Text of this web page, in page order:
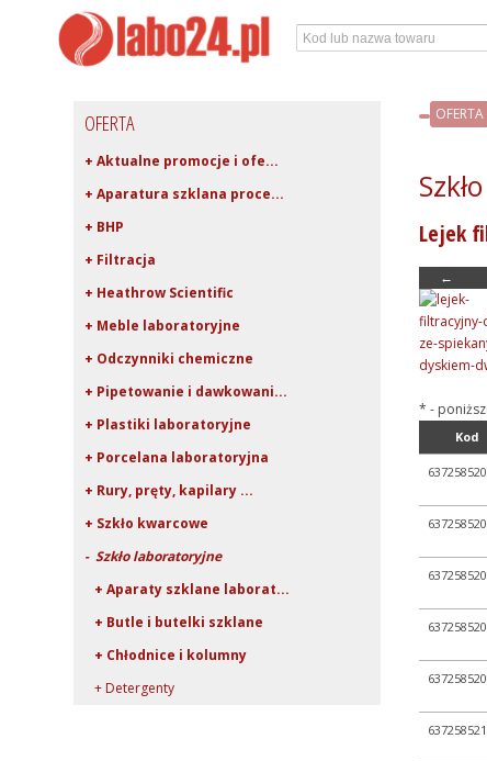
OFERTA
+ Aktualne promocje i ofe...
+ Aparatura szklana proce...
+ BHP
+ Filtracja
+ Heathrow Scientific
+ Meble laboratoryjne
+ Odczynniki chemiczne
+ Pipetowanie i dawkowani...
+ Plastiki laboratoryjne
+ Porcelana laboratoryjna
+ Rury, pręty, kapilary ...
+ Szkło kwarcowe
- Szkło laboratoryjne
+ Aparaty szklane laborat...
+ Butle i butelki szklane
+ Chłodnice i kolumny
+ Detergenty
OFERTA
Lejek
←
* -
Kod